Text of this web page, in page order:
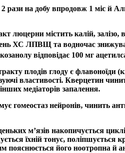
рази на добу впродовж 1 міс й
люцерни містить калій, залізо,
ХС ЛПВЩ та водночас
відповідає 100 мг
плодів глоду є флавоноїди
властивості. Кверцетин
медіаторів запалення.
гомеостаз нейронів, чинить
м’язів накопичується
їхній тонус, поліпшується
пояснюється його ноотропна й